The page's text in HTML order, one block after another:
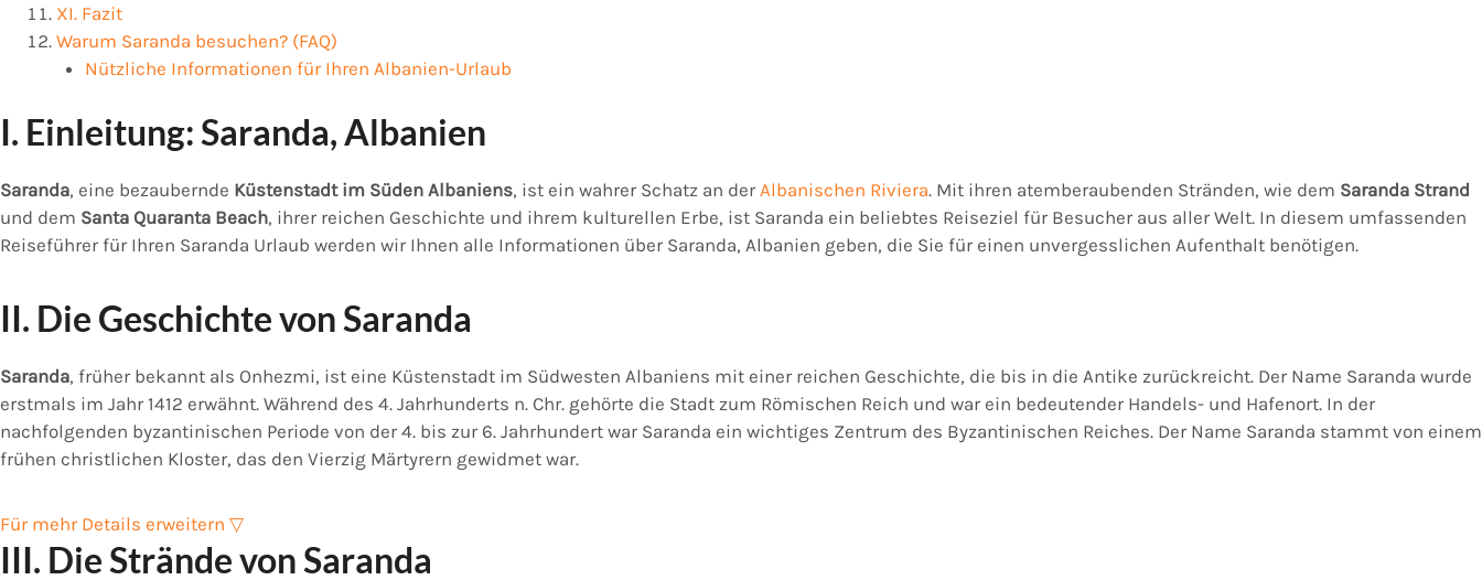
XI. Fazit
Warum Saranda besuchen? (FAQ)
Nützliche Informationen für Ihren Albanien-Urlaub
I. Einleitung: Saranda, Albanien
Saranda, eine bezaubernde Küstenstadt im Süden Albaniens, ist ein wahrer Schatz an der Albanischen Riviera. Mit ihren atemberaubenden Stränden, wie dem Saranda Strand
und dem Santa Quaranta Beach, ihrer reichen Geschichte und ihrem kulturellen Erbe, ist Saranda ein beliebtes Reiseziel für Besucher aus aller Welt. In diesem umfassenden
Reiseführer für Ihren Saranda Urlaub werden wir Ihnen alle Informationen über Saranda, Albanien geben, die Sie für einen unvergesslichen Aufenthalt benötigen.
II. Die Geschichte von Saranda
Saranda, früher bekannt als Onhezmi, ist eine Küstenstadt im Südwesten Albaniens mit einer reichen Geschichte, die bis in die Antike zurückreicht. Der Name Saranda wurde
erstmals im Jahr 1412 erwähnt. Während des 4. Jahrhunderts n. Chr. gehörte die Stadt zum Römischen Reich und war ein bedeutender Handels- und Hafenort. In der
nachfolgenden byzantinischen Periode von der 4. bis zur 6. Jahrhundert war Saranda ein wichtiges Zentrum des Byzantinischen Reiches. Der Name Saranda stammt von einem
frühen christlichen Kloster, das den Vierzig Märtyrern gewidmet war.
Für mehr Details erweitern ▽
III. Die Strände von Saranda